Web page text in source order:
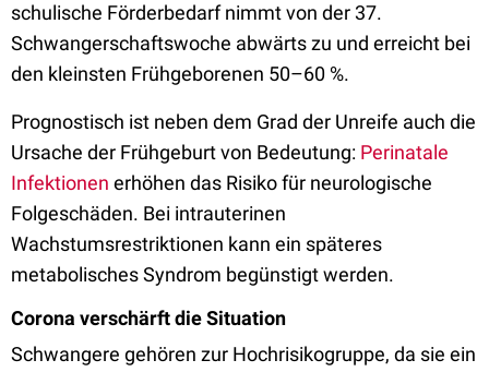
schulische Förderbedarf nimmt von der 37.
Schwangerschaftswoche abwärts zu und erreicht bei
den kleinsten Frühgeborenen 50–60 %.
Prognostisch ist neben dem Grad der Unreife auch die
Ursache der Frühgeburt von Bedeutung: Perinatale
Infektionen erhöhen das Risiko für neurologische
Folgeschäden. Bei intrauterinen
Wachstumsrestriktionen kann ein späteres
metabolisches Syndrom begünstigt werden.
Corona verschärft die Situation
Schwangere gehören zur Hochrisikogruppe, da sie ein